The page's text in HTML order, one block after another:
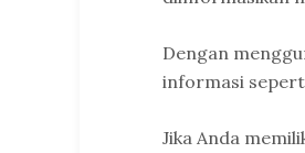
Dengan
informasi
Jika Anda